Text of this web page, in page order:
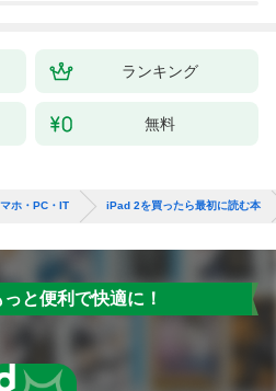
ランキング
無料
ホ・PC・IT iPad 2を買ったら最初に読む本
と便利で快適に！